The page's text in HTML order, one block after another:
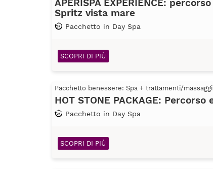
APERISPA EXPERIENCE:
Spritz vista mare
Pacchetto in Day Spa
SCOPRI DI PIÙ
Pacchetto benessere: Spa + trattamenti/massaggi
HOT STONE PACKAGE:
Pacchetto in Day Spa
SCOPRI DI PIÙ